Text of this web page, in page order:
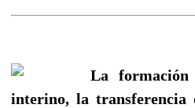
La
interino, la transferencia